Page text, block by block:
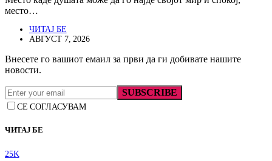
место…
ЧИТАЈ БЕ
АВГУСТ 7, 2026
Внесете го вашиот емаил за први да ги добивате нашите
новости.
SUBSCRIBE
СЕ СОГЛАСУВАМ
ЧИТАЈ БЕ
25K